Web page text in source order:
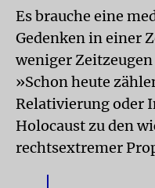
Es brauche eine
Gedenken in einer
weniger
»Schon heute
Relativierung oder
Holocaust zu den
rechtsextremer